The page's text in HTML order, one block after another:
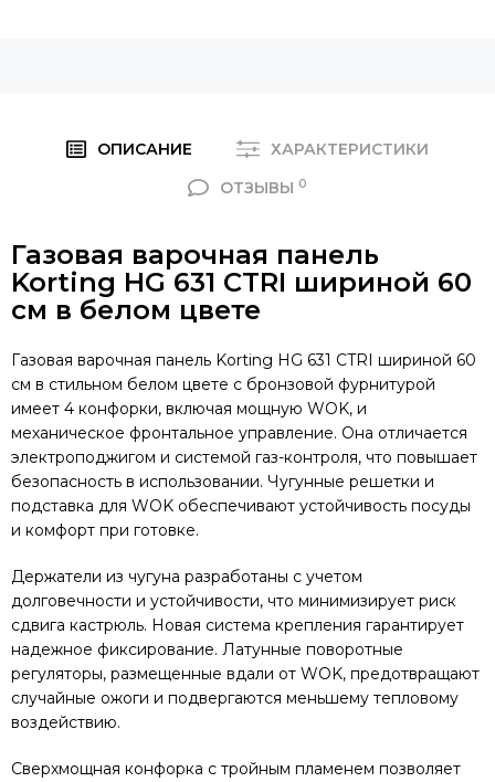
ОПИСАНИЕ
ХАРАКТЕРИСТИКИ
ОТЗЫВЫ 0
Газовая варочная панель
Korting HG 631 CTRI шириной 60
см в белом цвете
Газовая варочная панель Korting HG 631 CTRI шириной 60
см в стильном белом цвете с бронзовой фурнитурой
имеет 4 конфорки, включая мощную WOK, и
механическое фронтальное управление. Она отличается
электроподжигом и системой газ-контроля, что повышает
безопасность в использовании. Чугунные решетки и
подставка для WOK обеспечивают устойчивость посуды
и комфорт при готовке.
Держатели из чугуна разработаны с учетом
долговечности и устойчивости, что минимизирует риск
сдвига кастрюль. Новая система крепления гарантирует
надежное фиксирование. Латунные поворотные
регуляторы, размещенные вдали от WOK, предотвращают
случайные ожоги и подвергаются меньшему тепловому
воздействию.
Сверхмощная конфорка с тройным пламенем позволяет